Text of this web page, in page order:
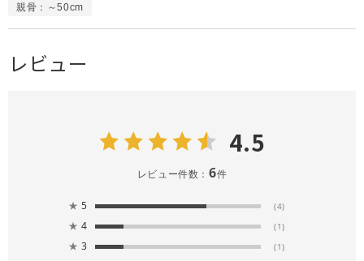
親骨：～50cm
レビュー
4.5
レビュー件数： 6件
★ 5 (4)
★ 4 (1)
★ 3 (1)